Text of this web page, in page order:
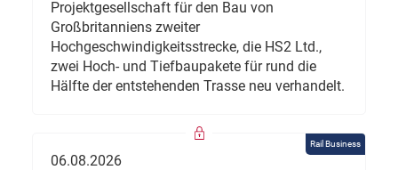
Projektgesellschaft für den Bau von
Großbritanniens zweiter
Hochgeschwindigkeitsstrecke, die HS2 Ltd.,
zwei Hoch- und Tiefbaupakete für rund die
Hälfte der entstehenden Trasse neu verhandelt.
Rail Business
06.08.2026